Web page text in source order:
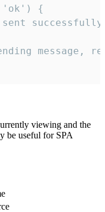
'ok') {
message,
viewing and the
be useful for SPA